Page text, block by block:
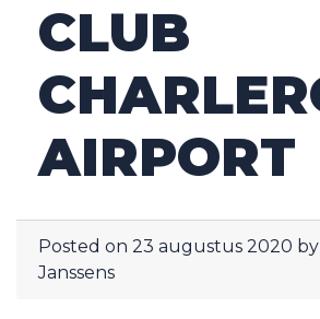
CLUB
AIRPORT
Posted on 23 augustus 2020 by
Janssens